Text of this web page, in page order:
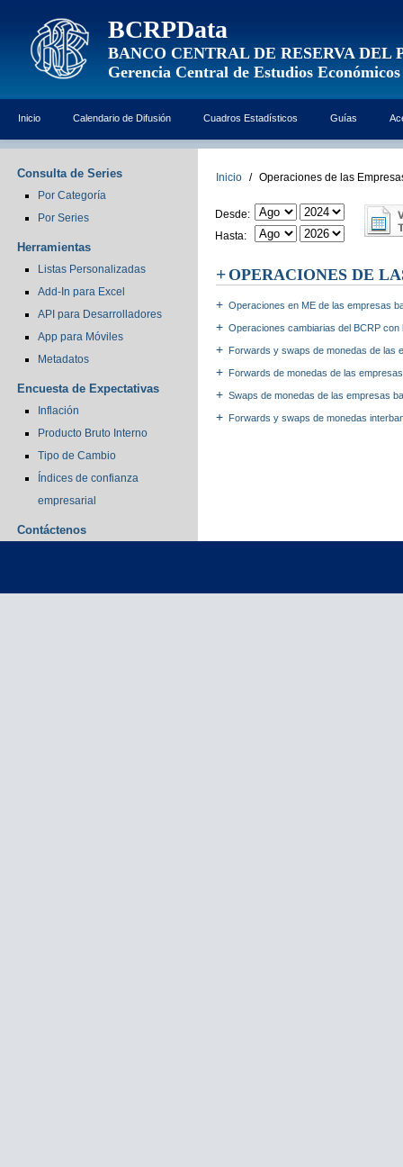
BCRPData
BANCO CENTRAL DE RESERVA DEL
Gerencia Central de Estudios Económicos
Inicio Calendario de Difusión Cuadros Estadísticos Guías
Consulta de Series
Por Categoría
Por Series
Herramientas
Listas Personalizadas
Add-In para Excel
API para Desarrolladores
App para Móviles
Metadatos
Encuesta de Expectativas
Inflación
Producto Bruto Interno
Tipo de Cambio
Índices de confianza
empresarial
Contáctenos
Inicio / Operaciones de las
Desde:
Hasta:
OPERACIONES DE
Operaciones en ME de las empresas
Operaciones cambiarias del BCRP
Forwards y swaps de monedas de las
Forwards de monedas de las
Swaps de monedas de las empresas
Forwards y swaps de monedas